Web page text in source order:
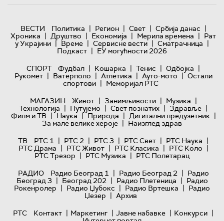
ВЕСТИ Политика | Регион | Свет | Србија данас |
Хроника | Друштво | Економија | Мерила времена | Рат
у Украјини | Време | Сервисне вести | Сматрачница |
Подкаст | ЕУ могућности 2026
СПОРТ
Фудбал | Кошарка | Тенис | Одбојка |
Рукомет | Ватерполо | Атлетика | Ауто-мото | Остали
спортови | Меморијал РТС
МАГАЗИН
Живот | Занимљивости | Музика |
Технологијa | Путујемо | Свет познатих | Здравље |
Филм и ТВ | Наука | Природа | Дигитални предузетник |
За мале велике хероје | Наизглед здрав
ТВ
РТС 1 | РТС 2 | РТС 3 | РТС Свет | РТС Наука |
РТС Драма | РТС Живот | РТС Класика | РТС Коло |
РТС Трезор | РТС Музика | РТС Полетарац
РАДИО
Радио Београд 1 | Радио Београд 2 | Радио
Београд 3 | Београд 202 | Радио Плетеница | Радио
Рокенролер | Радио Џубокс | Радио Вртешка | Радио
Џезер | Архив
РТС
Контакт | Маркетинг | Јавне набавке | Конкурси |